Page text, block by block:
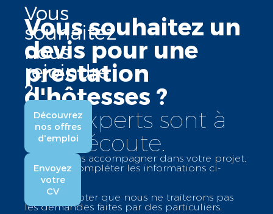
Vous souhaitez un
devis pour une
prestation
d'hôtesses ?
Nos experts sont à
votre écoute.
Afin de vous accompagner dans votre projet,
merci de compléter les informations ci-
dessous :
Merci de noter que nous ne traiterons pas
les demandes faites par des particuliers.
Vous
souhaitez
nous
rejoindre
?
Découvrez
nos offres
d'emploi
Envoyez
votre
CV